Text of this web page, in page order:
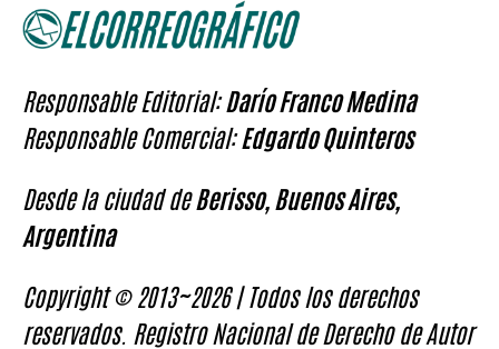
Responsable Editorial:Darío Franco Medina
Responsable Comercial:Edgardo Quinteros
Desde la ciudad deBerisso, Buenos Aires,
Argentina
Copyright © 2013~2026 | Todos los derechos
reservados. Registro Nacional de Derecho de Autor